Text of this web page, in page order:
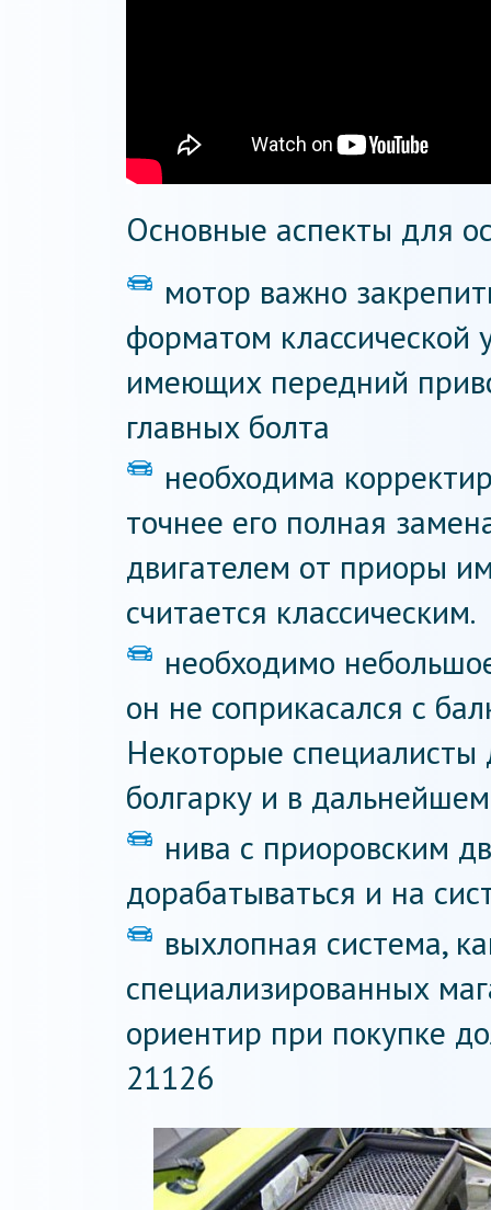
Основные аспекты для
мотор важно
форматом классической
имеющих передний
главных болта
необходима
точнее его полная
двигателем от приоры
считается классическим.
необходимо
он не соприкасался с
Некоторые специалисты
болгарку и в
нива с приоровским
дорабатываться и на
выхлопная система,
специализированных
ориентир при покупке
21126